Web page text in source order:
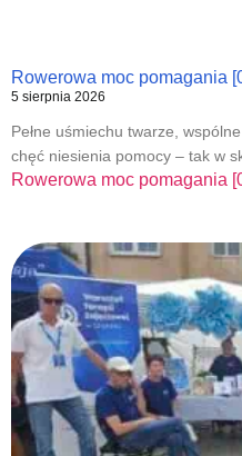
Rowerowa moc pomagania
5 sierpnia 2026
Pełne uśmiechu twarze,
chęć niesienia pomocy – tak w
Rowerowa moc pomagania